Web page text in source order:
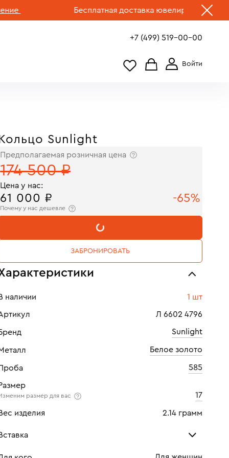
Бесплатная доставка ювелирных изделий по
+7 (499) 519-00-00
Кольцо Sunlight
Предполагаемая розничная цена
174 500 ₽
Цена у нас:
61 000 ₽ -65%
Почему у нас дешевле
В КОРЗИНУ
ЗАБРОНИРОВАТЬ
наличии 1 шт
Л 6602 4796
Sunlight
Белое золото
585
размер для вас 17
изделия 2.14 грамм